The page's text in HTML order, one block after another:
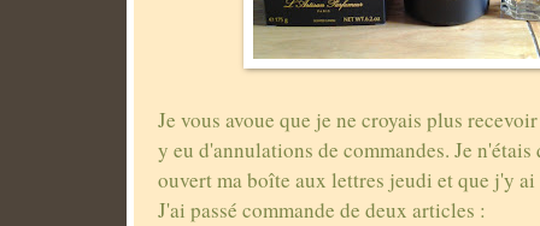
Je vous avoue que je ne croyais plus
y eu d'annulations de commandes. Je
ouvert ma boîte aux lettres jeudi et que j'y
J'ai passé commande de deux articles :